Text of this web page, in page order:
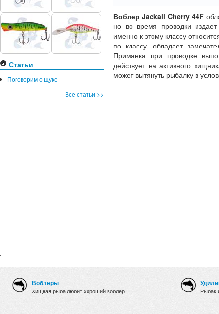
Статьи
Поговорим о щуке
Все статьи >>
.
Воблер Jackall Cherry 44F
но во время проводки
именно к этому классу
по классу, обладает
Приманка при проводке
действует на активного
может вытянуть рыбалку в
Воблеры
Хищная рыба любит хороший воблер Рыбак